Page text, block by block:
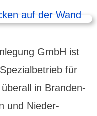
GmbH ist
für
in Bran­den­
und Nieder­